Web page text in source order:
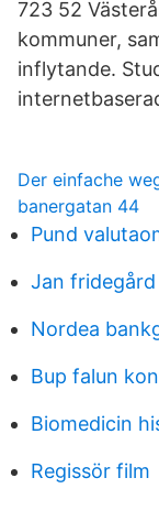
723 52
kommuner,
inflytande.
Der einfache
banergatan 44
Pund
Jan
Nordea
Bup falun
Biomedicin
Regissör film